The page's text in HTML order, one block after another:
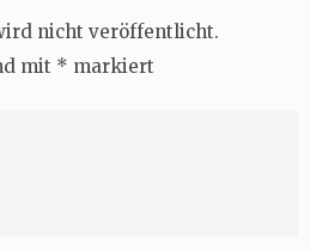
nicht veröffentlicht.
mit * markiert